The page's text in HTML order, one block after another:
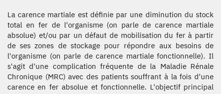
La carence martiale est définie par une diminution du stock
total en fer de l'organisme (on parle de carence martiale
absolue) et/ou par un défaut de mobilisation du fer à partir
de ses zones de stockage pour répondre aux besoins de
l'organisme (on parle de carence martiale fonctionnelle). Il
s'agit d'une complication fréquente de la Maladie Rénale
Chronique (MRC) avec des patients souffrant à la fois d'une
carence en fer absolue et fonctionnelle. L'objectif principal